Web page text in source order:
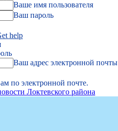
Ваше имя пользователя
Ваш пароль
help
Ваш адрес электронной почты
по электронной почте.
Локтевского района